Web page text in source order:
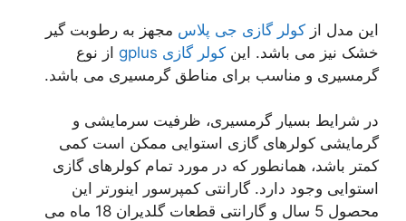
این مدل از کولر گازی جی پلاس مجهز به رطوبت گیر
خشک نیز می باشد. این کولر گازی gplus
از نوع
گرمسیری و مناسب برای مناطق گرمسیری می باشد.
در شرایط بسیار گرمسیری، ظرفیت سرمایشی و
گرمایشی کولرهای گازی استوایی ممکن است کمی
کمتر باشد، همانطور که در مورد تمام کولرهای گازی
استوایی وجود دارد. گارانتی کمپرسور اینورتر این
محصول 5 سال و گارانتی قطعات گلدیران 18 ماه می